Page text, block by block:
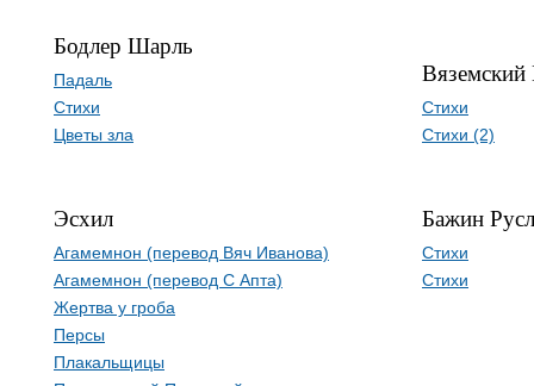
Бодлер Шарль
Падаль
Стихи
Цветы зла
Эсхил
Агамемнон (перевод Вяч Иванова)
Агамемнон (перевод С Апта)
Жертва у гроба
Персы
Плакальщицы
Вяземский
Стихи
Стихи (2)
Бажин
Стихи
Стихи